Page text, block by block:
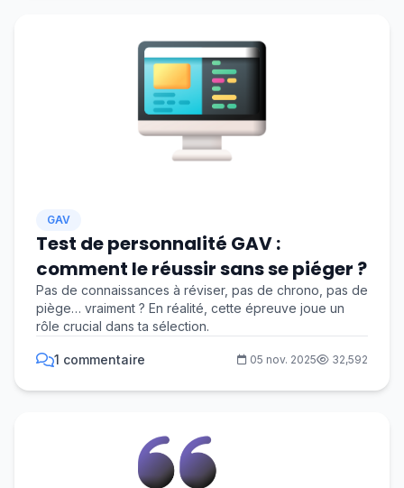
GAV
Test de personnalité GAV :
comment le réussir sans se piéger ?
Pas de connaissances à réviser, pas de chrono, pas de
piège… vraiment ? En réalité, cette épreuve joue un
rôle crucial dans ta sélection.
1 commentaire 05 nov. 2025 32,592